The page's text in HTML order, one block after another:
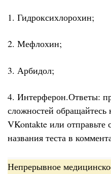
1. Гидроксихлорохин;
2. Мефлохин;
3. Арбидол;
4. Интерферон.Ответы:
сложностей
VKontakte или
названия теста в
Непрерывное